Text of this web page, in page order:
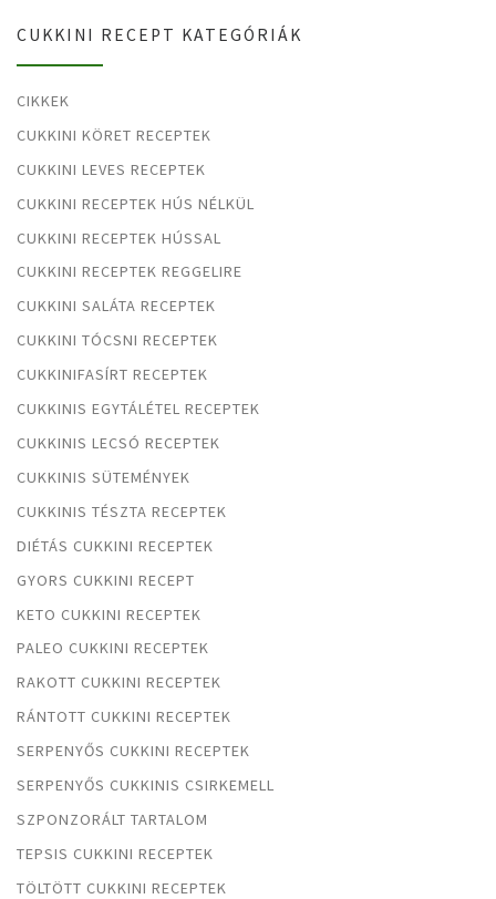
CUKKINI RECEPT KATEGÓRIÁK
CIKKEK
CUKKINI KÖRET RECEPTEK
CUKKINI LEVES RECEPTEK
CUKKINI RECEPTEK HÚS NÉLKÜL
CUKKINI RECEPTEK HÚSSAL
CUKKINI RECEPTEK REGGELIRE
CUKKINI SALÁTA RECEPTEK
CUKKINI TÓCSNI RECEPTEK
CUKKINIFASÍRT RECEPTEK
CUKKINIS EGYTÁLÉTEL RECEPTEK
CUKKINIS LECSÓ RECEPTEK
CUKKINIS SÜTEMÉNYEK
CUKKINIS TÉSZTA RECEPTEK
DIÉTÁS CUKKINI RECEPTEK
GYORS CUKKINI RECEPT
KETO CUKKINI RECEPTEK
PALEO CUKKINI RECEPTEK
RAKOTT CUKKINI RECEPTEK
RÁNTOTT CUKKINI RECEPTEK
SERPENYŐS CUKKINI RECEPTEK
SERPENYŐS CUKKINIS CSIRKEMELL
SZPONZORÁLT TARTALOM
TEPSIS CUKKINI RECEPTEK
TÖLTÖTT CUKKINI RECEPTEK